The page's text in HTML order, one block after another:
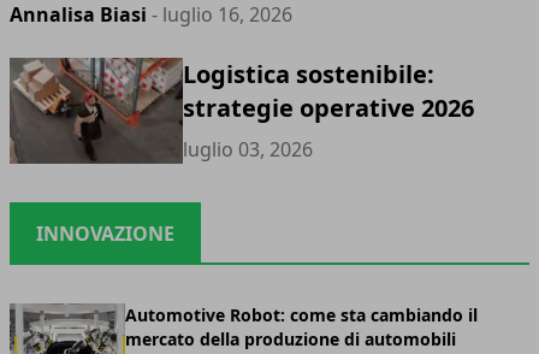
Annalisa Biasi - luglio 16, 2026
Logistica sostenibile:
strategie operative 2026
luglio 03, 2026
INNOVAZIONE
Automotive Robot: come sta cambiando il
mercato della produzione di automobili